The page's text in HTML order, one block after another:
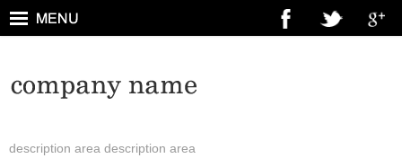
description area description area